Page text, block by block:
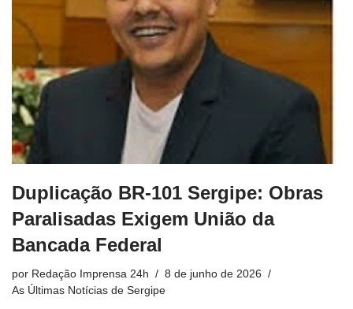
Duplicação BR-101 Sergipe: Obras
Paralisadas Exigem União da
Bancada Federal
por Redação Imprensa 24h
8 de junho de 2026
As Últimas Notícias de Sergipe